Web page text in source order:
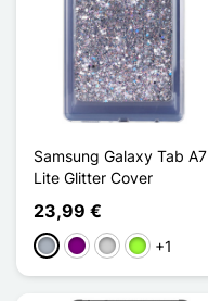
Samsung Galaxy Tab A7
Lite Glitter Cover
23,99 €
GrauViolettSilberApfelgrün
+1